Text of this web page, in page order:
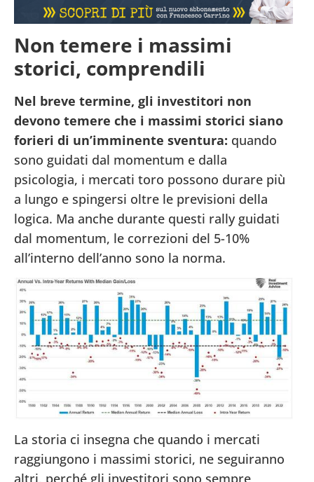
Non temere i massimi
storici, comprendili
Nel breve termine, gli investitori non
devono temere che i massimi storici siano
forieri di un’imminente sventura: quando
sono guidati dal momentum e dalla
psicologia, i mercati toro possono durare più
a lungo e spingersi oltre le previsioni della
logica. Ma anche durante questi rally guidati
dal momentum, le correzioni del 5-10%
all’interno dell’anno sono la norma.
La storia ci insegna che quando i mercati
raggiungono i massimi storici, ne seguiranno
altri, perché gli investitori sono sempre